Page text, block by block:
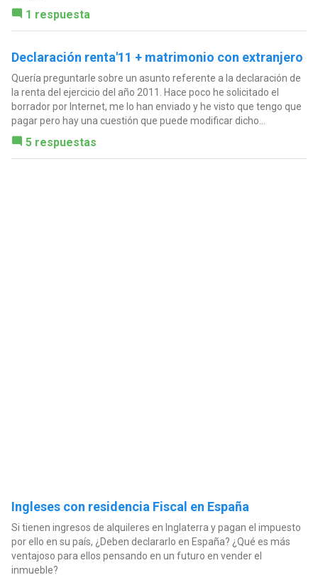
1 respuesta
Declaración renta'11 + matrimonio con extranjero
Quería preguntarle sobre un asunto referente a la declaración de
la renta del ejercicio del año 2011. Hace poco he solicitado el
borrador por Internet, me lo han enviado y he visto que tengo que
pagar pero hay una cuestión que puede modificar dicho...
5 respuestas
Ingleses con residencia Fiscal en España
Si tienen ingresos de alquileres en Inglaterra y pagan el impuesto
por ello en su país, ¿Deben declararlo en España? ¿Qué es más
ventajoso para ellos pensando en un futuro en vender el
inmueble?